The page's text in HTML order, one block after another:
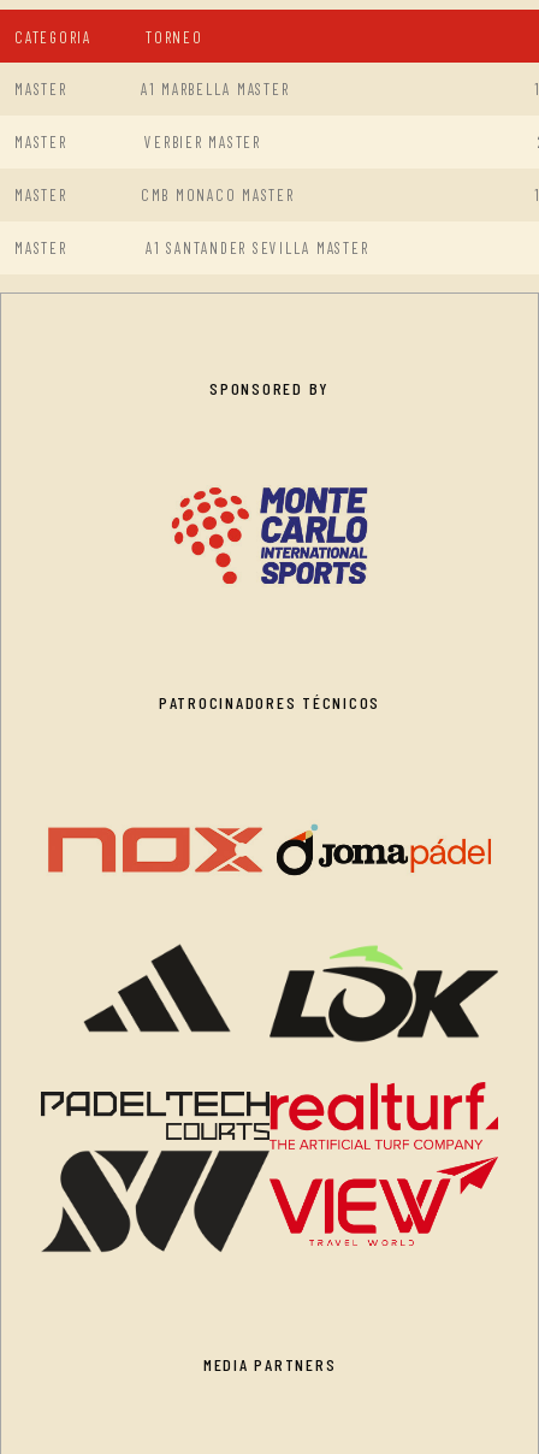
CATEGORIA TORNEO
MASTER A1 MARBELLA MASTER
MASTER VERBIER MASTER
MASTER CMB MONACO MASTER
MASTER A1 SANTANDER SEVILLA MASTER
SPONSORED BY
PATROCINADORES TÉCNICOS
MEDIA PARTNERS